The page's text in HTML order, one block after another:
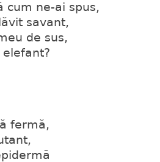
cum ne-ai spus,
savant,
de sus,
fermă,